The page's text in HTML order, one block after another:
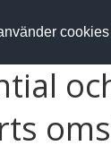
.chalmers.se